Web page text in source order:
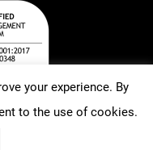
| Terms and Conditions|
by
your experience. By
to the use of cookies.